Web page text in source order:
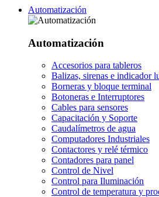
Automatización
Automatización
Accesorios para tableros
Balizas, sirenas e indicador
Borneras y bloque terminal
Botoneras e Interruptores
Cables para sensores
Capacitación y Soporte
Caudalímetros de agua
Computadores Industriales
Contactores y relé térmico
Contadores para panel
Control de Nivel
Control para Iluminación
Control de temperatura y